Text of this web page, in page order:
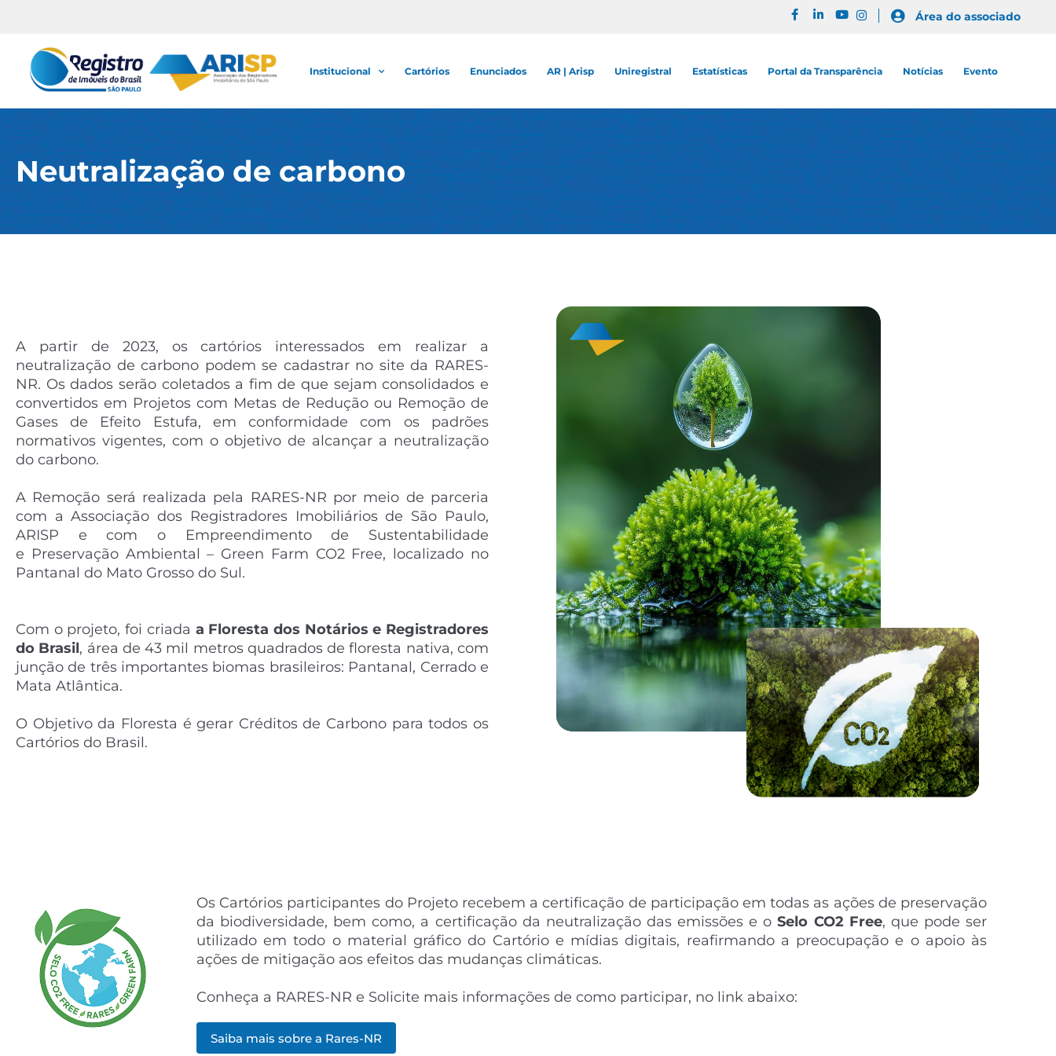
Área do associado
Institucional Cartórios Enunciados AR | Arisp Uniregistral Estatísticas Portal da Transparência Notícias Evento
Neutralização de carbono
A partir de 2023, os cartórios interessados em realizar a
neutralização de carbono podem se cadastrar no site da RARES-
NR. Os dados serão coletados a fim de que sejam consolidados e
convertidos em Projetos com Metas de Redução ou Remoção de
Gases de Efeito Estufa, em conformidade com os padrões
normativos vigentes, com o objetivo de alcançar a neutralização
do carbono.
A Remoção será realizada pela RARES-NR por meio de parceria
com a Associação dos Registradores Imobiliários de São Paulo,
ARISP e com o Empreendimento de Sustentabilidade
e Preservação Ambiental – Green Farm CO2 Free, localizado no
Pantanal do Mato Grosso do Sul.
Com o projeto, foi criada a Floresta dos Notários e Registradores
do Brasil, área de 43 mil metros quadrados de floresta nativa, com
junção de três importantes biomas brasileiros: Pantanal, Cerrado e
Mata Atlântica.
O Objetivo da Floresta é gerar Créditos de Carbono paratodos os
Cartórios do Brasil.
Os Cartórios participantes do Projeto recebem a certificação de participação em todas as ações de preservação
da biodiversidade, bem como, a certificação da neutralização das emissões e oSelo CO2 Free, que pode ser
utilizado em todo o material gráfico do Cartório e mídias digitais, reafirmando a preocupação e o apoio às
ações de mitigação aos efeitos das mudanças climáticas.
Conheça a RARES-NR e Solicite mais informações de como participar, no link abaixo:
Saiba mais sobre a Rares-NR